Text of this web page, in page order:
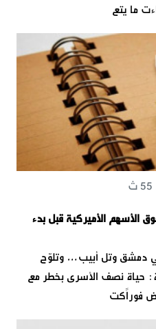
ما يتع
سوق الأسهم الأميركية قبل بدء
دمشق وتل أبيب… وتلوّح
حياة نصف الأسرى بخطر مع
فوراًكت